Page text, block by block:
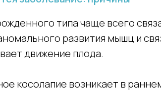
типа чаще всего
развития мышц и
движение плода.
косолапие возникает в